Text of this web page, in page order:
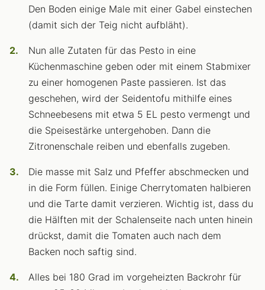
Den Boden einige Male mit einer Gabel einstechen
(damit sich der Teig nicht aufbläht).
Nun alle Zutaten für das Pesto in eine
Küchenmaschine geben oder mit einem Stabmixer
zu einer homogenen Paste passieren. Ist das
geschehen, wird der Seidentofu mithilfe eines
Schneebesens mit etwa 5 EL pesto vermengt und
die Speisestärke untergehoben. Dann die
Zitronenschale reiben und ebenfalls zugeben.
Die masse mit Salz und Pfeffer abschmecken und
in die Form füllen. Einige Cherrytomaten halbieren
und die Tarte damit verzieren. Wichtig ist, dass du
die Hälften mit der Schalenseite nach unten hinein
drückst, damit die Tomaten auch nach dem
Backen noch saftig sind.
Alles bei 180 Grad im vorgeheizten Backrohr für